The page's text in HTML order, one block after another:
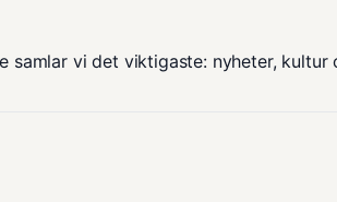
samlar vi det viktigaste: nyheter,